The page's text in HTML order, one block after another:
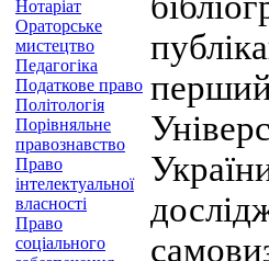
Нотаріат
Ораторське
мистецтво
Педагогіка
Податкове право
Політологія
Порівняльне
правознавство
Право
інтелектуальної
власності
Право
соціального